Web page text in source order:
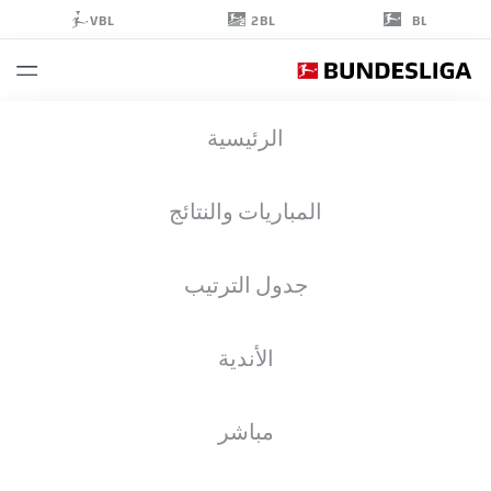
BL
2BL
VBL
الرئيسية
المباريات والنتائج
جدول الترتيب
الأندية
مباشر